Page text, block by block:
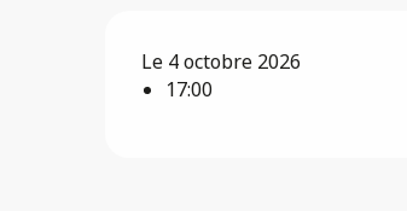
Le 4 octobre 2026
17:00